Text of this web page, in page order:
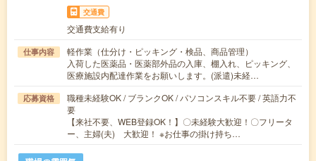
交通費
交通費支給有り
仕事内容
軽作業（仕分け・ピッキング・検品、商品管理）
入荷した医薬品・医薬部外品の入庫、棚入れ、ピッキング、
医療施設内配達作業をお願いします。(派遣)未経…
応募資格
職種未経験OK / ブランクOK / パソコンスキル不要 / 英語力不
要
【来社不要、WEB登録OK！】〇未経験大歓迎！〇フリータ
ー、主婦(夫) 大歓迎！ ※お仕事の掛け持ち…